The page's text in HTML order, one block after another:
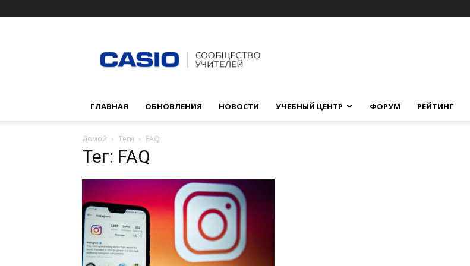
учителей
CASIO
ГЛАВНАЯ ОБНОВЛЕНИЯ НОВОСТИ УЧЕБНЫЙ ЦЕНТР ФОРУМ РЕЙТИНГ
Домой Теги FAQ
Тег: FAQ